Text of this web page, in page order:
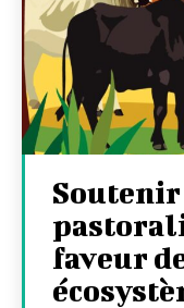
Soutenir
faveur